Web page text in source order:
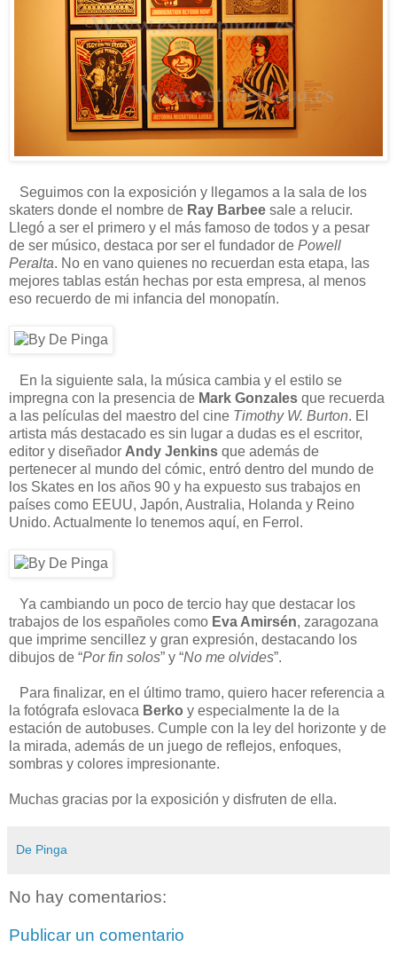
Seguimos con la exposición y llegamos a la sala de los
skaters donde el nombre de Ray Barbee sale a relucir.
Llegó a ser el primero y el más famoso de todos y a pesar
de ser músico, destaca por ser el fundador de Powell
Peralta. No en vano quienes no recuerdan esta etapa, las
mejores tablas están hechas por esta empresa, al menos
eso recuerdo de mi infancia del monopatín.
En la siguiente sala, la música cambia y el estilo se
impregna con la presencia de Mark Gonzales que recuerda
a las películas del maestro del cine Timothy W. Burton. El
artista más destacado es sin lugar a dudas es el escritor,
editor y diseñador Andy Jenkins que además de
pertenecer al mundo del cómic, entró dentro del mundo de
los Skates en los años 90 y ha expuesto sus trabajos en
países como EEUU, Japón, Australia, Holanda y Reino
Unido. Actualmente lo tenemos aquí, en Ferrol.
Ya cambiando un poco de tercio hay que destacar los
trabajos de los españoles como Eva Amirsén, zaragozana
que imprime sencillez y gran expresión, destacando los
dibujos de “Por fin solos” y “No me olvides”.
Para finalizar, en el último tramo, quiero hacer referencia a
la fotógrafa eslovaca Berko y especialmente la de la
estación de autobuses. Cumple con la ley del horizonte y de
la mirada, además de un juego de reflejos, enfoques,
sombras y colores impresionante.
Muchas gracias por la exposición y disfruten de ella.
De Pinga
No hay comentarios:
Publicar un comentario